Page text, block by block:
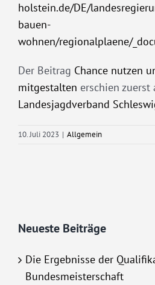
holstein.de/DE/
bauen-
wohnen/regionalplaene/
Der Beitrag Chance nutzen
mitgestalten erschien zuerst
Landesjagdverband
10. Juli 2023 | Allgemein
Neueste Beiträge
Die Ergebnisse der
Bundesmeisterschaft